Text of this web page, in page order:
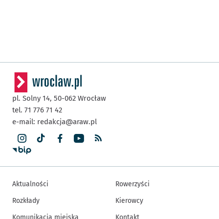
pl. Solny 14, 50-062 Wrocław
tel. 71 776 71 42
e-mail: redakcja@araw.pl
Aktualności
Rozkłady
Rowerzyści
Kierowcy